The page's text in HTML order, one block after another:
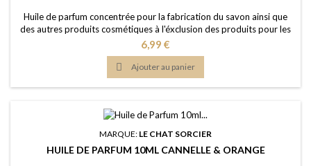
Huile de parfum concentrée pour la fabrication du savon ainsi que
des autres produits cosmétiques à l'éxclusion des produits pour les
lèvres ou la bouche Caractère: fruité, sucré et extrêmement
populaire Couleur: Sans colorants - couleur naturelle: Presque
incolorée Dosage conseillé: 2% à 5% Certification: Certficat de
conformité IFRA 50e et...
Prix
6,99 €
 Ajouter au panier
MARQUE: LE CHAT SORCIER
HUILE DE PARFUM 10ML CANNELLE & ORANGE